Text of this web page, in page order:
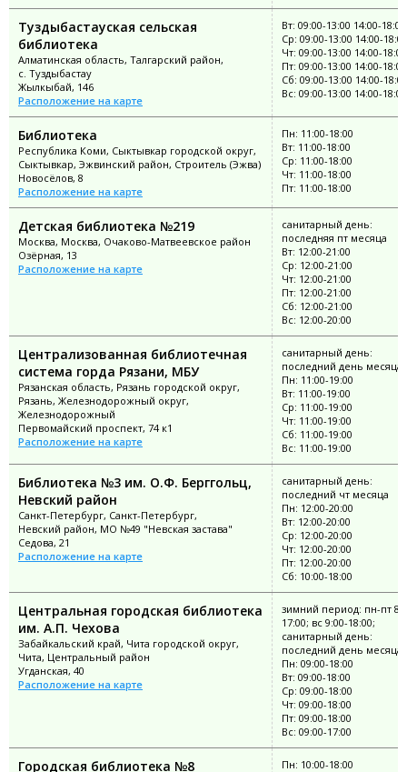
Туздыбастауская сельская
библиотека
Алматинская область, Талгарский район,
с. Туздыбастау
Жылкыбай, 146
Расположение на карте
Вт: 09:00-13:00 14:00-18:00
Ср: 09:00-13:00 14:00-18:00
Чт: 09:00-13:00 14:00-18:00
Пт: 09:00-13:00 14:00-18:00
Сб: 09:00-13:00 14:00-18:00
Вс: 09:00-13:00 14:00-18:00
Библиотека
Республика Коми, Сыктывкар городской округ,
Сыктывкар, Эжвинский район, Строитель (Эжва)
Новосёлов, 8
Расположение на карте
Пн: 11:00-18:00
Вт: 11:00-18:00
Ср: 11:00-18:00
Чт: 11:00-18:00
Пт: 11:00-18:00
Детская библиотека №219
Москва, Москва, Очаково-Матвеевское район
Озёрная, 13
Расположение на карте
санитарный день:
последняя пт месяца
Вт: 12:00-21:00
Ср: 12:00-21:00
Чт: 12:00-21:00
Пт: 12:00-21:00
Сб: 12:00-21:00
Вс: 12:00-20:00
Централизованная библиотечная
система горда Рязани, МБУ
Рязанская область, Рязань городской округ,
Рязань, Железнодорожный округ,
Железнодорожный
Первомайский проспект, 74 к1
Расположение на карте
санитарный день:
последний день месяца
Пн: 11:00-19:00
Вт: 11:00-19:00
Ср: 11:00-19:00
Чт: 11:00-19:00
Сб: 11:00-19:00
Вс: 11:00-19:00
Библиотека №3 им. О.Ф. Берггольц,
Невский район
Санкт-Петербург, Санкт-Петербург,
Невский район, МО №49 "Невская застава"
Седова, 21
Расположение на карте
санитарный день:
последний чт месяца
Пн: 12:00-20:00
Вт: 12:00-20:00
Ср: 12:00-20:00
Чт: 12:00-20:00
Пт: 12:00-20:00
Сб: 10:00-18:00
Центральная городская библиотека
им. А.П. Чехова
Забайкальский край, Чита городской округ,
Чита, Центральный район
Угданская, 40
Расположение на карте
зимний период: пн-пт
17:00; вс 9:00-18:00;
санитарный день:
последний день месяца
Пн: 09:00-18:00
Вт: 09:00-18:00
Ср: 09:00-18:00
Чт: 09:00-18:00
Пт: 09:00-18:00
Вс: 09:00-17:00
Городская библиотека №8
Пн: 10:00-18:00